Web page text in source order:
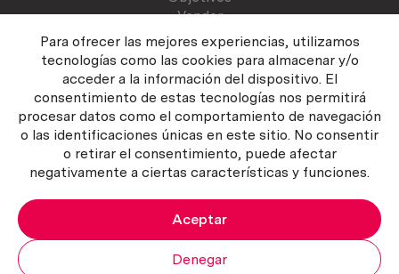
Para ofrecer las mejores experiencias, utilizamos
tecnologías como las cookies para almacenar y/o
acceder a la información del dispositivo. El
consentimiento de estas tecnologías nos permitirá
procesar datos como el comportamiento de navegación
o las identificaciones únicas en este sitio. No consentir
o retirar el consentimiento, puede afectar
negativamente a ciertas características y funciones.
Aceptar
Denegar
Vender
Atención al cliente
Contactar
Manual del vendedor
Política del servicio
Política de Cookies
Copyright ©2026 Curiosum S.L. Todos los derechos reservados.